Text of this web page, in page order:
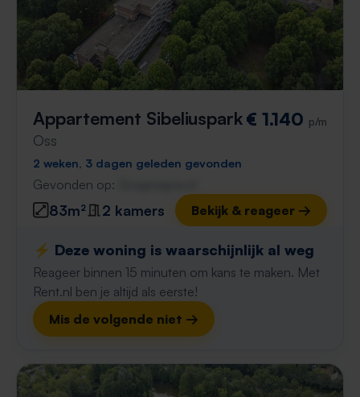
Appartement Sibeliuspark
Oss
€ 1.140 p/m
2 weken, 3 dagen geleden gevonden
Gevonden op:
83m² 2 kamers Bekijk & reageer →
⚡️ Deze woning is waarschijnlijk al weg
Reageer binnen 15 minuten om kans te maken. Met
Rent.nl ben je altijd als eerste!
Mis de volgende niet →